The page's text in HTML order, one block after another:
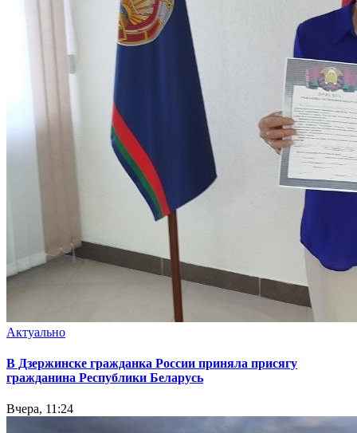
Актуально
В Дзержинске гражданка России приняла присягу
гражданина Республики Беларусь
Вчера, 11:24